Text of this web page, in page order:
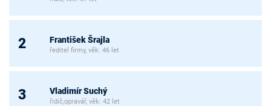
2 František Šrajla
ředitel firmy, věk: 46 let
3 Vladimír Suchý
řidič,opravář, věk: 42 let